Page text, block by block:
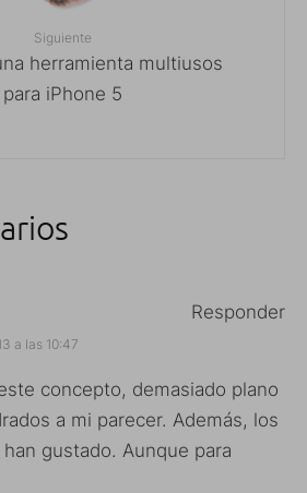
Siguiente
herramienta multiusos
para iPhone 5
a las 10:47
concepto, demasiado plano
a mi parecer. Además, los
gustado. Aunque para
Responder